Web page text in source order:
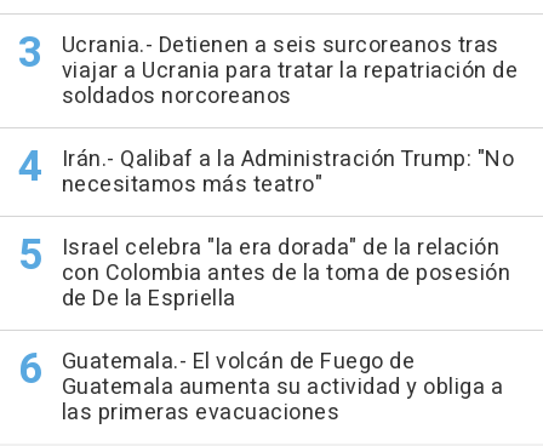
Ucrania.- Detienen a seis surcoreanos tras
viajar a Ucrania para tratar la repatriación de
soldados norcoreanos
Irán.- Qalibaf a la Administración Trump: "No
necesitamos más teatro"
Israel celebra "la era dorada" de la relación
con Colombia antes de la toma de posesión
de De la Espriella
Guatemala.- El volcán de Fuego de
Guatemala aumenta su actividad y obliga a
las primeras evacuaciones